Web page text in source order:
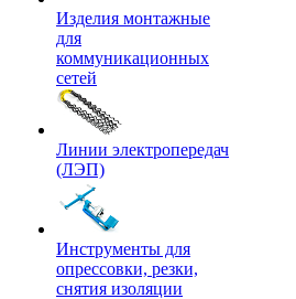
Изделия монтажные
для
коммуникационных
сетей
Линии электропередач
(ЛЭП)
Инструменты для
опрессовки, резки,
снятия изоляции